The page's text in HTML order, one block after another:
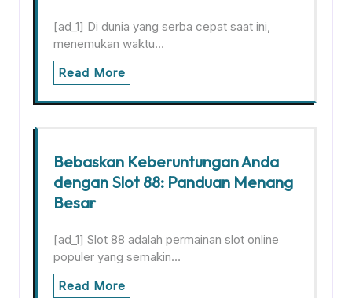
[ad_1] Di dunia yang serba cepat saat ini,
menemukan waktu…
Read More
Bebaskan Keberuntungan Anda
dengan Slot 88: Panduan Menang
Besar
[ad_1] Slot 88 adalah permainan slot online
populer yang semakin…
Read More